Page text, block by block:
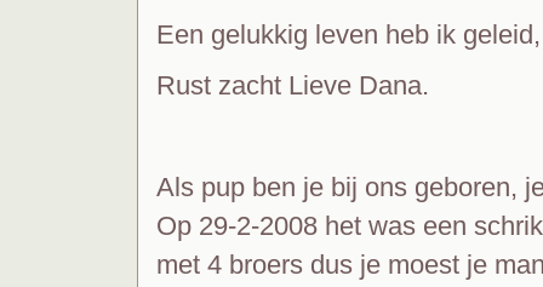
Een gelukkig leven heb ik
Rust zacht Lieve Dana.
Als pup ben je bij ons geboren,
Op 29-2-2008 het was een
met 4 broers dus je moest je